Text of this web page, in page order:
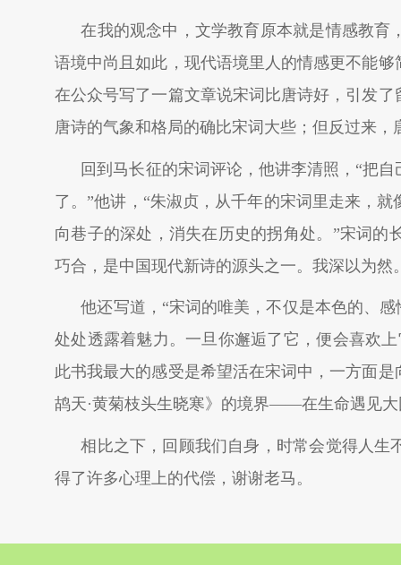
在我的观念中，文学教育原本就是情感教育
语境中尚且如此，现代语境里人的情感更不能
在公众号写了一篇文章说宋词比唐诗好，引发
唐诗的气象和格局的确比宋词大些；但反过来
回到马长征的宋词评论，他讲李清照，“把
了。”他讲，“朱淑贞，从千年的宋词里走来，
向巷子的深处，消失在历史的拐角处。”宋词
巧合，是中国现代新诗的源头之一。我深以为然
他还写道，“宋词的唯美，不仅是本色的、
处处透露着魅力。一旦你邂逅了它，便会喜欢
此书我最大的感受是希望活在宋词中，一方面
鸪天·黄菊枝头生晓寒》的境界——在生命遇见
相比之下，回顾我们自身，时常会觉得人生
得了许多心理上的代偿，谢谢老马。